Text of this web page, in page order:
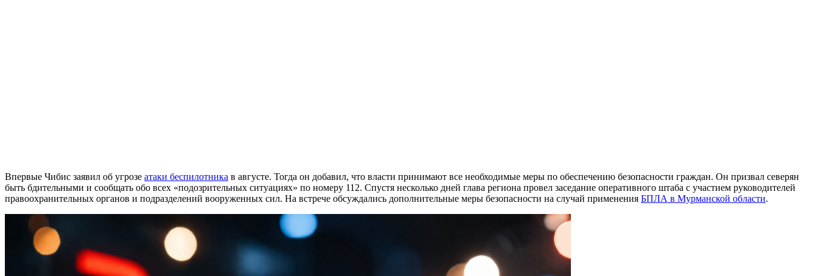
Впервые Чибис заявил об угрозе атаки беспилотника в августе. Тогда он добавил, что власти принимают все необходимые меры по обеспечению безопасности граждан. Он призвал северян
быть бдительными и сообщать обо всех «подозрительных ситуациях» по номеру 112. Спустя несколько дней глава региона провел заседание оперативного штаба с участием руководителей
правоохранительных органов и подразделений вооруженных сил. На встрече обсуждались дополнительные меры безопасности на случай применения БПЛА в Мурманской области.